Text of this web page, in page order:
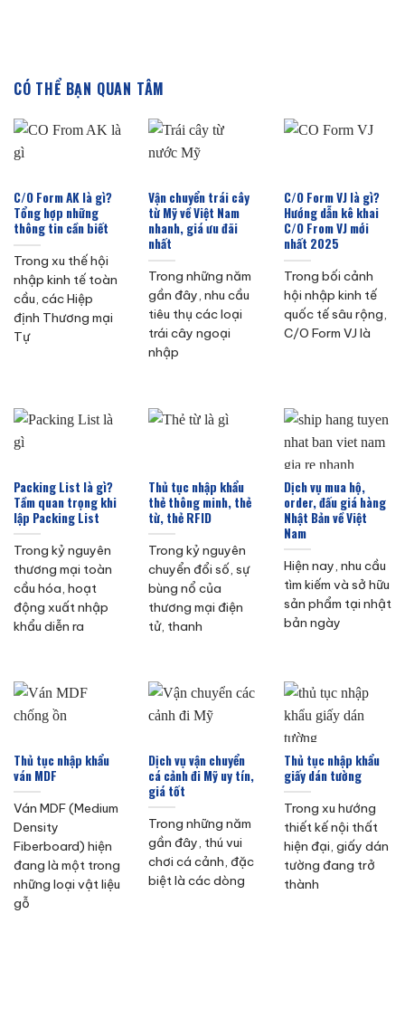
CÓ THỂ BẠN QUAN TÂM
C/O Form AK là gì?
Tổng hợp những
thông tin cần biết
Trong xu thế hội
nhập kinh tế toàn
cầu, các Hiệp
định Thương mại
Tự
Vận chuyển trái cây
từ Mỹ về Việt Nam
nhanh, giá ưu đãi
nhất
Trong những năm
gần đây, nhu cầu
tiêu thụ các loại
trái cây ngoại
nhập
C/O Form VJ là gì?
Hướng dẫn kê khai
C/O From VJ mới
nhất 2025
Trong bối cảnh
hội nhập kinh tế
quốc tế sâu rộng,
C/O Form VJ là
Packing List là gì?
Tầm quan trọng khi
lập Packing List
Trong kỷ nguyên
thương mại toàn
cầu hóa, hoạt
động xuất nhập
khẩu diễn ra
Thủ tục nhập khẩu
thẻ thông minh, thẻ
từ, thẻ RFID
Trong kỷ nguyên
chuyển đổi số, sự
bùng nổ của
thương mại điện
tử, thanh
Dịch vụ mua hộ,
order, đấu giá hàng
Nhật Bản về Việt
Nam
Hiện nay, nhu cầu
tìm kiếm và sở hữu
sản phẩm tại nhật
bản ngày
Thủ tục nhập khẩu
ván MDF
Ván MDF (Medium
Density
Fiberboard) hiện
đang là một trong
những loại vật liệu
gỗ
Dịch vụ vận chuyển
cá cảnh đi Mỹ uy tín,
giá tốt
Trong những năm
gần đây, thú vui
chơi cá cảnh, đặc
biệt là các dòng
Thủ tục nhập khẩu
giấy dán tường
Trong xu hướng
thiết kế nội thất
hiện đại, giấy dán
tường đang trở
thành